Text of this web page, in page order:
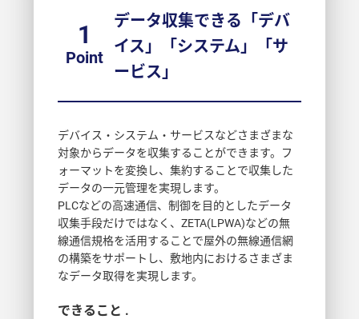
1
Point
データ収集できる「デバ
イス」「システム」「サ
ービス」
デバイス・システム・サービスなどさまざまな
対象からデータを収集することができます。フ
ォーマットを変換し、集約することで収集した
データの一元管理を実現します。
PLCなどの高速通信、制御を目的としたデータ
収集手段だけではなく、ZETA(LPWA)などの無
線通信規格を活用することで屋外の無線通信網
の構築をサポートし、敷地内におけるさまざま
なデータ取得を実現します。
できること .